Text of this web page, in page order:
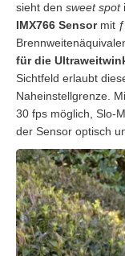
sieht den sweet spot
IMX766 Sensormit
für die
Sichtfeld erlaubt
Naheinstellgrenze.
30 fps möglich, Slo-
der Sensor optisch